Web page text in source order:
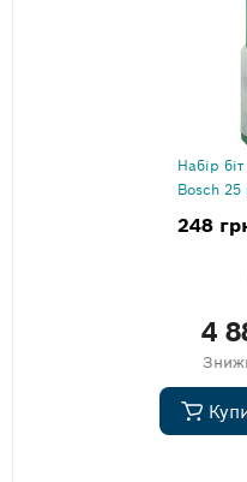
Набір
Bosch 25
248
4